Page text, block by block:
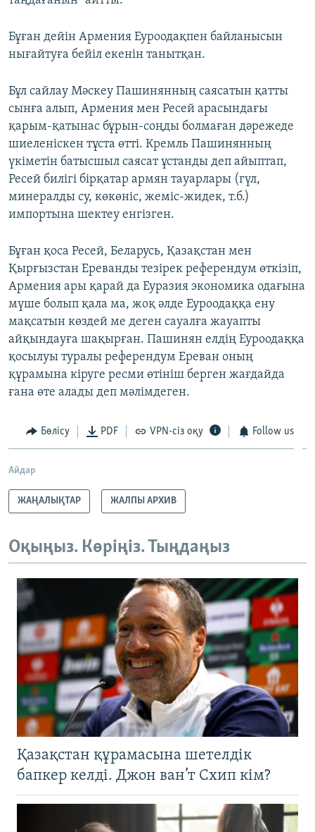
Бұған дейін Армения Еуроодақпен байланысын
нығайтуға бейіл екенін танытқан.
Бұл сайлау Мәскеу Пашинянның саясатын қатты
сынға алып, Армения мен Ресей арасындағы
қарым-қатынас бұрын-соңды болмаған дәрежеде
шиеленіскен тұста өтті. Кремль Пашинянның
үкіметін батысшыл саясат ұстанды деп айыптап,
Ресей билігі бірқатар армян тауарлары (гүл,
минералды су, көкөніс, жеміс-жидек, т.б.)
импортына шектеу енгізген.
Бұған қоса Ресей, Беларусь, Қазақстан мен
Қырғызстан Ереванды тезірек референдум өткізіп,
Армения ары қарай да Еуразия экономика одағына
мүше болып қала ма, жоқ әлде Еуроодаққа ену
мақсатын көздей ме деген сауалға жауапты
айқындауға шақырған. Пашинян елдің Еуроодаққа
қосылуы туралы референдум Ереван оның
құрамына кіруге ресми өтініш берген жағдайда
ғана өте алады деп мәлімдеген.
Бөлісу PDF VPN-сіз оқу Follow us
Айдар
ЖАҢАЛЫҚТАР ЖАЛПЫ АРХИВ
Оқыңыз. Көріңіз. Тыңдаңыз
Қазақстан құрамасына шетелдік
бапкер келді. Джон ван’т Схип кім?